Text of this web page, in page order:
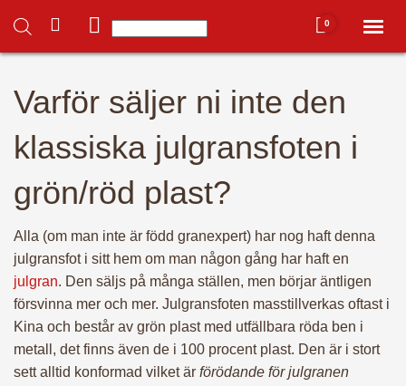
0
Toggle
Hem
Mitt konto
Hela butiken ➜
– Alla julgranar 🌲
– Julgransfötter
Varför säljer ni inte den
klassiska julgransfoten i
grön/röd plast?
Alla (om man inte är född granexpert) har nog haft denna
julgransfot i sitt hem om man någon gång har haft en
julgran. Den säljs på många ställen, men börjar äntligen
försvinna mer och mer. Julgransfoten masstillverkas oftast i
Kina och består av grön plast med utfällbara röda ben i
metall, det finns även de i 100 procent plast. Den är i stort
sett alltid konformad vilket är förödande för julgranen